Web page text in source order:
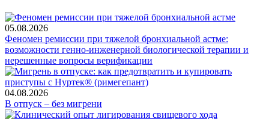
05.08.2026
Феномен ремиссии при тяжелой бронхиальной астме:
возможности генно-инженерной биологической терапии и
нерешенные вопросы верификации
04.08.2026
В отпуск – без мигрени